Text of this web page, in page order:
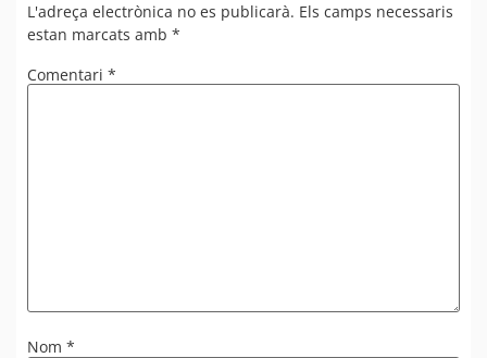
L'adreça electrònica no es publicarà. Els camps necessaris
estan marcats amb *
Comentari *
Nom *